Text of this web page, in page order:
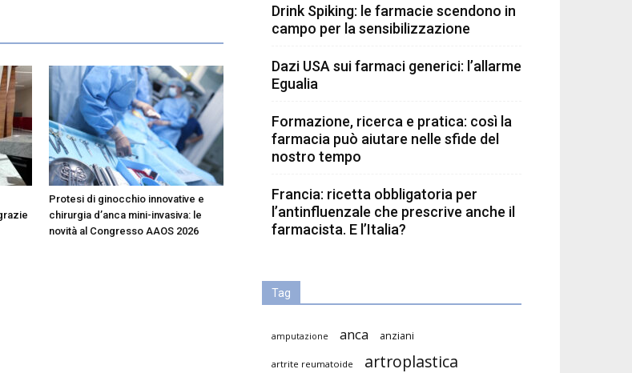
Protesi di ginocchio innovative e
chirurgia d’anca mini-invasiva: le
novità al Congresso AAOS 2026
Drink Spiking: le farmacie scendono in
campo per la sensibilizzazione
Dazi USA sui farmaci generici: l’allarme
Egualia
Formazione, ricerca e pratica: così la
farmacia può aiutare nelle sfide del
nostro tempo
Francia: ricetta obbligatoria per
l’antinfluenzale che prescrive anche il
farmacista. E l’Italia?
Tag
amputazione anca anziani
artrite reumatoide artroplastica